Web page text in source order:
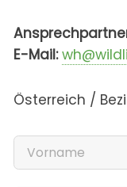
E-Mail:
Österreich /